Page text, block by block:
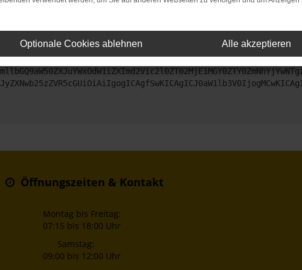
Wir werden versuchen, das Problem zu beheben. Du kannst uns
Öffnungszeiten & Kontakt
Montag bis Freitag:
07:15 bis 18:00 Uhr
Samstag:
09:00 bis 12:00 Uhr
Optionale Cookies ablehnen Alle akzeptieren